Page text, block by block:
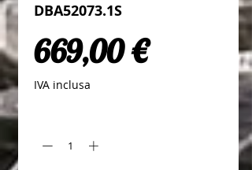
DBA52073.1S
669,00 €Prezzo
IVA inclusa